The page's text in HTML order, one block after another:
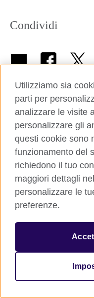
Condividi
© 2026 British Council
The United Kingdom’s
relations and educational
209131 (England and
Utilizziamo sia
parti per
analizzare le visite
personalizzare gli
questi cookie sono
funzionamento del
richiedono il tuo
maggiori dettagli
personalizzare le
preferenze.